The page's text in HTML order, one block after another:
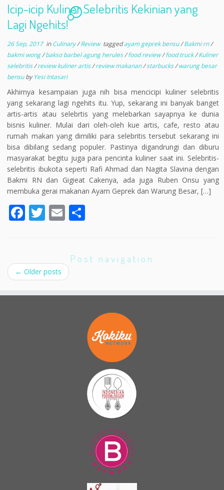
Icip-icip Kuliner Selebritis Kekinian yang
Lagi Ngehits!
36
26 Sep, 2017inCulinary/Review taggedayam geprek bensu/Bakmi rn/
bakmi wong/bakso barbel agung herules/food review/food truck/Kuliner
selebritis/review kuliner artis/review makanan/starbucks/warung besar
bensubyYesi Intasari
Akhirnya kesampaian juga nih bisa mencicipi kuliner selebritis
yang sekarang lagi ngehits itu. Yup, sekarang ini banyak banget
artis-artis atau selebrtis yang melebarkan sayapnya ke dunia
bisnis kuliner. Mulai dari oleh-oleh kue artis, cafe, resto atau
rumah makan yang dimiliki para selebritis tersebut sekarang ini
bisa dibilang sedang populer. Pastinya digandrungi dan diburu
masyarakat begitu juga para pencinta kuliner saat ini. Selebritis-
selebritis ibukota seperti Rafi Ahmad dan Nagita Slavina dengan
Bakmi RN dan Gigieat Cakenya, ada juga Ruben Onsu yang
membuka gerai makanan Ayam Geprek dan Warung Besar, […]
F
b
o
o
T
er
E
l e
Post navigation
← Older posts